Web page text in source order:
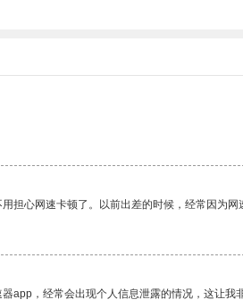
心网速卡顿了。以前出差的时候，经常因为
app，经常会出现个人信息泄露的情况，这让我